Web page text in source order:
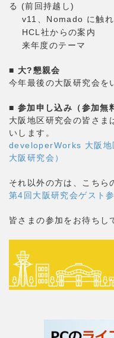
る (前回持越し)
v11、Nomado に触れ
HCL社からの案内
来年度のテーマ
■ 大?懇親会
今年最後の大阪研究会を
■ 参加申し込み（参加無
大阪地区研究会の皆さま
いします。
developerWorks 大阪地
大阪研究会）
それ以外の方は、こちら
第4回大阪研究会ゲスト
皆さまの参加をお待ちし